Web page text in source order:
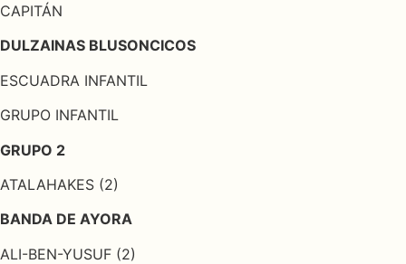
CAPITÁN
DULZAINAS BLUSONCICOS
ESCUADRA INFANTIL
GRUPO INFANTIL
GRUPO 2
ATALAHAKES (2)
BANDA DE AYORA
ALI-BEN-YUSUF (2)